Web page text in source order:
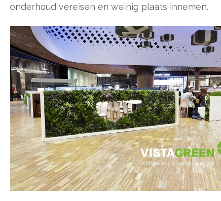
onderhoud vereisen en weinig plaats innemen.